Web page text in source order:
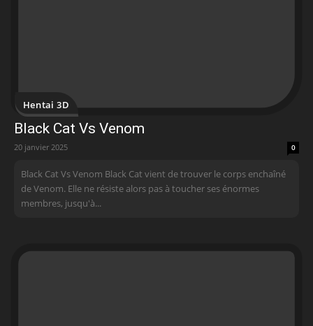
Hentai 3D
Black Cat Vs Venom
20 janvier 2025 0
Black Cat Vs Venom Black Cat vient de trouver le corps enchaîné
de Venom. Elle ne résiste alors pas à toucher ses énormes
membres, jusqu'à...